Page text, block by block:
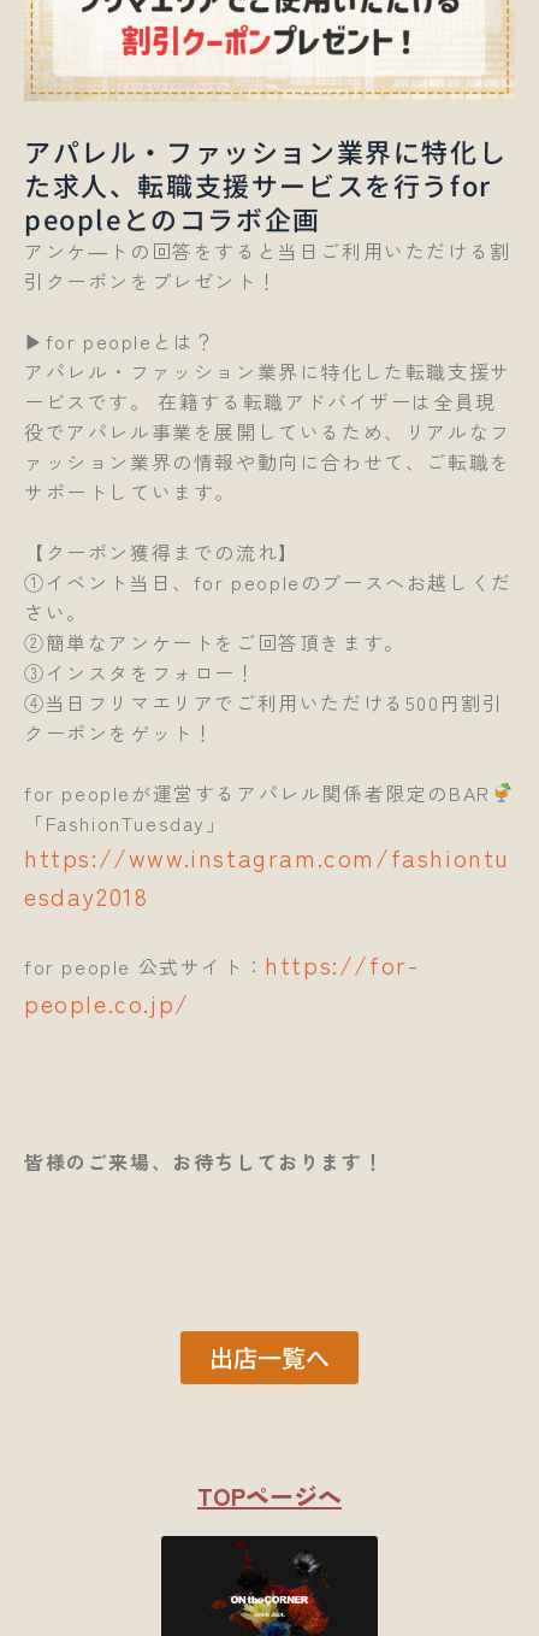
アパレル・ファッション業界に特化し
た求人、転職支援サービスを行うfor
peopleとのコラボ企画
アンケ―トの回答をすると当日ご利用いただける割
引クーポンをプレゼント！
▶for peopleとは？
アパレル・ファッション業界に特化した転職支援サ
ービスです。 在籍する転職アドバイザーは全員現
役でアパレル事業を展開しているため、リアルなフ
ァッション業界の情報や動向に合わせて、ご転職を
サポートしています。
【クーポン獲得までの流れ】
①イベント当日、for peopleのブースへお越しくだ
さい。
②簡単なアンケートをご回答頂きます。
③インスタをフォロー！
④当日フリマエリアでご利用いただける500円割引
クーポンをゲット！
for peopleが運営するアパレル関係者限定のBAR
「FashionTuesday」
https://www.instagram.com/fashiontu
esday2018
for people 公式サイト： https://for-
people.co.jp/
皆様のご来場、お待ちしております！
出店一覧へ
TOPページへ